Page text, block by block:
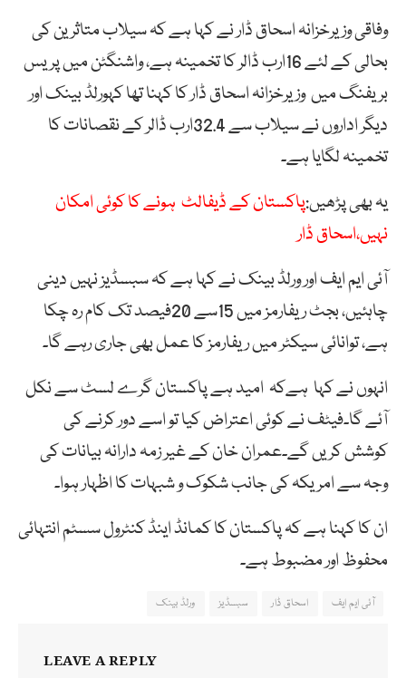
وفاقی وزیرخزانہ اسحاق ڈار نے کہا ہے کہ سیلاب متاثرین کی
بحالی کے لئے 16ارب ڈالر کا تخمینہ ہے، واشنگٹن میں پریس
بریفنگ میں وزیرخزانہ اسحاق ڈار کا کہنا تھا کہورلڈ بینک اور
دیگر اداروں نے سیلاب سے 32.4ارب ڈالر کے نقصانات کا
تخمینہ لگایا ہے۔
یہ بھی پڑھیں:پاکستان کے ڈیفالٹ ہونے کا کوئی امکان
نہیں،اسحاق ڈار
آئی ایم ایف اور ورلڈ بینک نے کہا ہے کہ سبسڈیز نہیں دینی
چاہئیں، بجٹ ریفارمز میں 15سے 20فیصد تک کام رہ چکا
ہے، توانائی سیکٹر میں ریفارمز کا عمل بھی جاری رہے گا۔
انہوں نے کہا ہےکہ امید ہے پاکستان گرے لسٹ سے نکل
آئے گا۔فیٹف نے کوئی اعتراض کیا تو اسے دور کرنے کی
کوشش کریں گے۔عمران خان کے غیر زمہ دارانہ بیانات کی
وجہ سے امریکہ کی جانب شکوک و شبہات کا اظہار ہوا۔
ان کا کہنا ہے کہ پاکستان کا کمانڈ اینڈ کنٹرول سسٹم انتہائی
محفوظ اور مضبوط ہے۔
آئی ایم ایف اسحاق ڈار سبسڈیز ورلڈ بینک
LEAVE A REPLY